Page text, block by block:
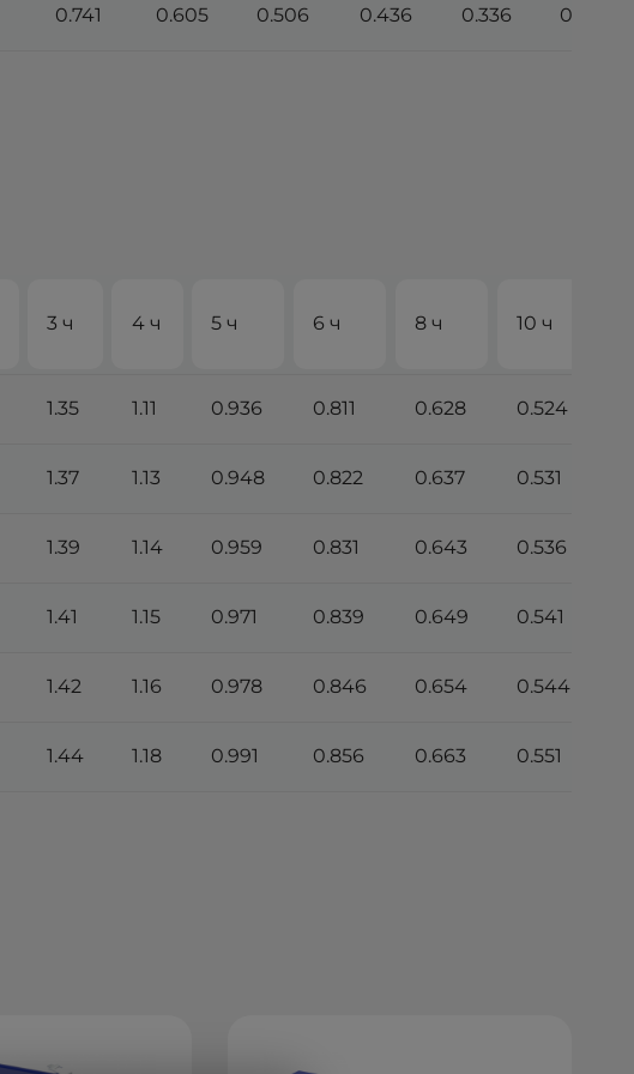
0.741 0.605 0.506 0.436 0.336 0.278
3 ч 4 ч 5 ч 6 ч 8 ч 10 ч
1.35 1.11 0.936 0.811 0.628 0.524
1.37 1.13 0.948 0.822 0.637 0.531
1.39 1.14 0.959 0.831 0.643 0.536
1.41 1.15 0.971 0.839 0.649 0.541
1.42 1.16 0.978 0.846 0.654 0.544
1.44 1.18 0.991 0.856 0.663 0.551